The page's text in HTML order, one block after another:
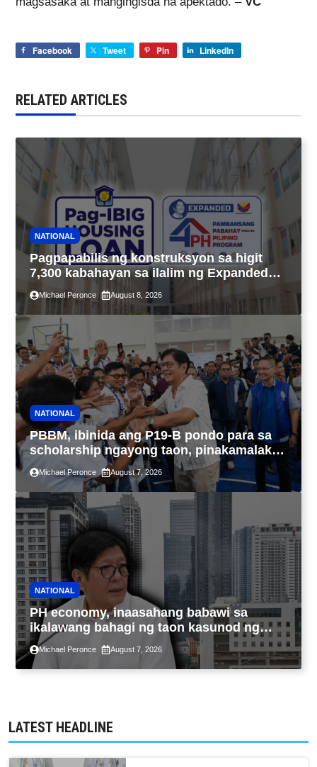
Facebook Tweet Pin LinkedIn
RELATED ARTICLES
NATIONAL
Pagpapabilis ng konstruksyon sa higit
7,300 kabahayan sa ilalim ng Expanded
4PH, posible na sa pagtutulungan ng Pag-
IBIG at P.A. Alvarez
Michael Peronce August 8, 2026
NATIONAL
PBBM, ibinida ang P19-B pondo para sa
scholarship ngayong taon, pinakamalaki
sa kasaysayan ng TESDA
Michael Peronce August 7, 2026
NATIONAL
PH economy, inaasahang babawi sa
ikalawang bahagi ng taon kasunod ng
2.3% GDP dulot ng Middle East war,
pagkaantala ng public construction
Michael Peronce August 7, 2026
LATEST HEADLINE